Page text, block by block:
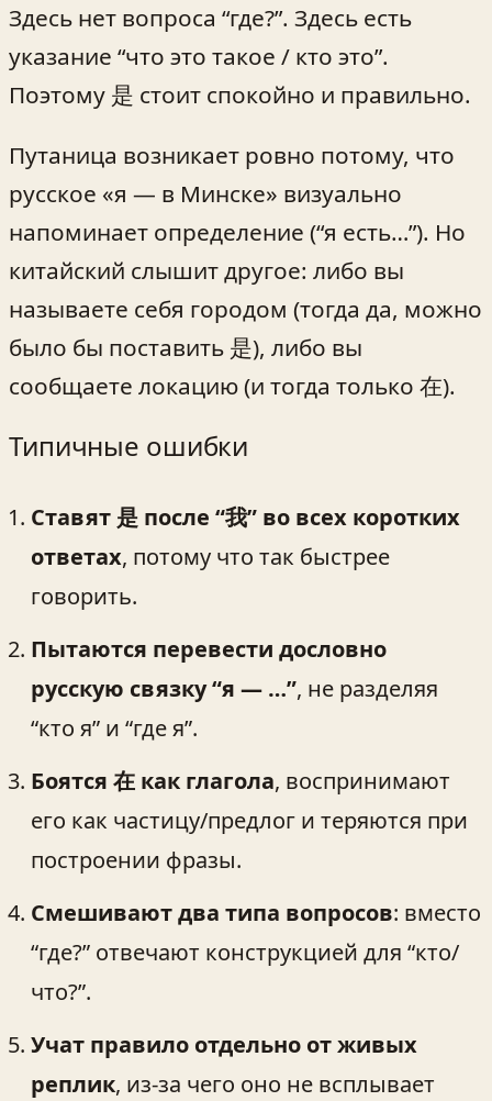
Здесь нет вопроса “где?”. Здесь есть
указание “что это такое / кто это”.
Поэтому 是 стоит спокойно и правильно.
Путаница возникает ровно потому, что
русское «я — в Минске» визуально
напоминает определение (“я есть…”). Но
китайский слышит другое: либо вы
называете себя городом (тогда да, можно
было бы поставить 是), либо вы
сообщаете локацию (и тогда только 在).
Типичные ошибки
Ставят 是 после “我” во всех коротких
ответах, потому что так быстрее
говорить.
Пытаются перевести дословно
русскую связку “я — …”, не разделяя
“кто я” и “где я”.
Боятся 在 как глагола, воспринимают
его как частицу/предлог и теряются при
построении фразы.
Смешивают два типа вопросов: вместо
“где?” отвечают конструкцией для “кто/
что?”.
Учат правило отдельно от живых
реплик, из-за чего оно не всплывает